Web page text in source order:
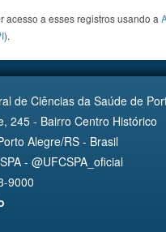
acesso a esses registros usando a
).
de Ciências da Saúde de
245 - Bairro Centro Histórico
Alegre/RS - Brasil
- @UFCSPA_oficial
9000